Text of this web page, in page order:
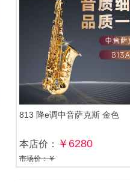
813 降e调中音萨克斯 金色
本店价： ￥6280
市场价：￥